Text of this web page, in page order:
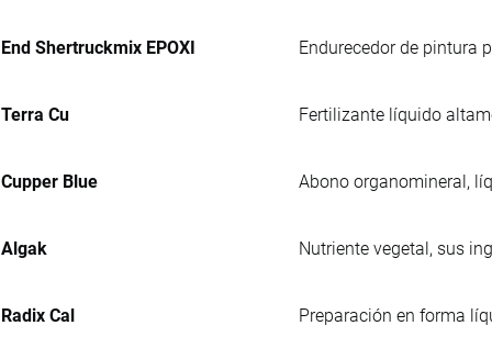
End Shertruckmix EPOXI Endurecedor de pintura
Terra Cu Fertilizante líquido
Cupper Blue Abono organomineral,
Algak Nutriente vegetal, sus
Radix Cal Preparación en forma